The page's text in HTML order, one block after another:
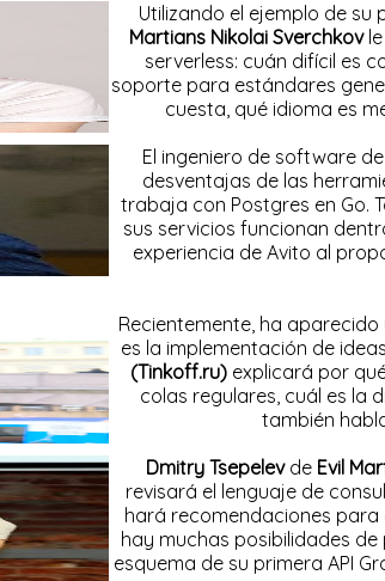
Utilizando el ejemplo de
Martians Nikolai Sverchkovle
serverless: cuán difícil es
soporte para estándares
cuesta, qué idioma es
El ingeniero de software de
desventajas de las
trabaja con Postgres en Go.
sus servicios funcionan
experiencia de Avito al
Recientemente, ha
es la implementación de
(Tinkoff.ru) explicará por
colas regulares, cuál es la
también
Dmitry Tsepelevde Evil
revisará el lenguaje de
hará recomendaciones para
hay muchas posibilidades
esquema de su primera API